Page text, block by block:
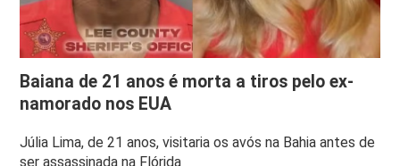
Baiana de 21 anos é morta a tiros pelo ex-
namorado nos EUA
Júlia Lima, de 21 anos, visitaria os avós na Bahia antes de
ser assassinada na Flórida